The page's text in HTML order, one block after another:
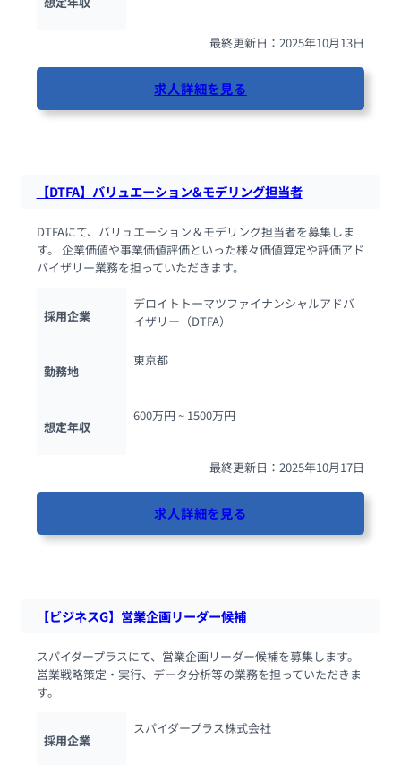
最終更新日：2025年10月13日
求人詳細を見る
【DTFA】バリュエーション&モデリング担当者
DTFAにて、バリュエーション＆モデリング担当者を募集しま
す。 企業価値や事業価値評価といった様々価値算定や評価アド
バイザリー業務を担っていただきます。
採用企業
デロイトトーマツファイナンシャルアドバ
イザリー（DTFA）
勤務地
東京都
想定年収
600万円 ~ 1500万円
最終更新日：2025年10月17日
求人詳細を見る
【ビジネスG】営業企画リーダー候補
スパイダープラスにて、営業企画リーダー候補を募集します。
営業戦略策定・実行、データ分析等の業務を担っていただきま
す。
採用企業
スパイダープラス株式会社